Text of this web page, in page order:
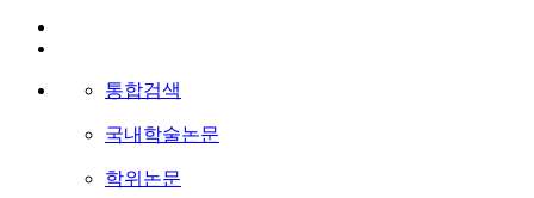
통합검색
국내학술논문
학위논문